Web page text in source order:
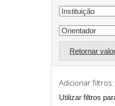
Retornar
Adicionar filtros:
Utilizar filtros